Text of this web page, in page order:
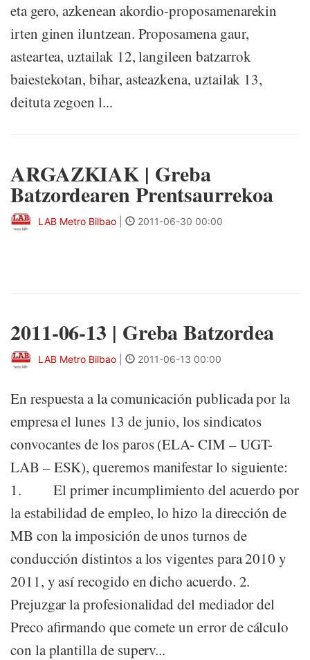
eta gero, azkenean akordio-proposamenarekin
irten ginen iluntzean. Proposamena gaur,
asteartea, uztailak 12, langileen batzarrok
baiestekotan, bihar, asteazkena, uztailak 13,
deituta zegoen l...
ARGAZKIAK | Greba
Batzordearen Prentsaurrekoa
LAB Metro Bilbao 2011-06-30 00:00
2011-06-13 | Greba Batzordea
LAB Metro Bilbao 2011-06-13 00:00
En respuesta a la comunicación publicada por la
empresa el lunes 13 de junio, los sindicatos
convocantes de los paros (ELA- CIM – UGT-
LAB – ESK), queremos manifestar lo siguiente:
1. El primer incumplimiento del acuerdo por
la estabilidad de empleo, lo hizo la dirección de
MB con la imposición de unos turnos de
conducción distintos a los vigentes para 2010 y
2011, y así recogido en dicho acuerdo. 2.
Prejuzgar la profesionalidad del mediador del
Preco afirmando que comete un error de cálculo
con la plantilla de superv...